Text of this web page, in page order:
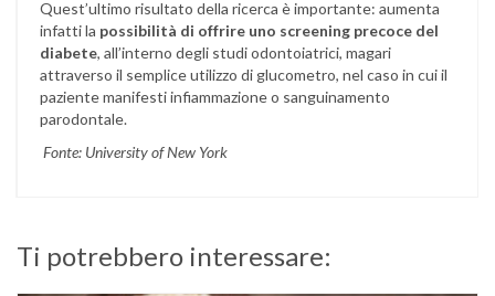
Quest’ultimo risultato della ricerca è importante: aumenta
infatti la possibilità di offrire uno screening precoce del
diabete, all’interno degli studi odontoiatrici, magari
attraverso il semplice utilizzo di glucometro, nel caso in cui il
paziente manifesti infiammazione o sanguinamento
parodontale.
Fonte: University of New York
Ti potrebbero interessare: